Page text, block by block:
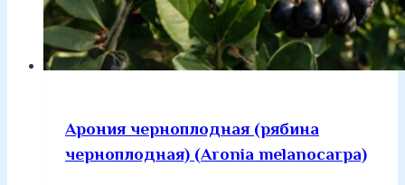
Арония черноплодная (рябина
черноплодная) (Aronia melanocarpa)